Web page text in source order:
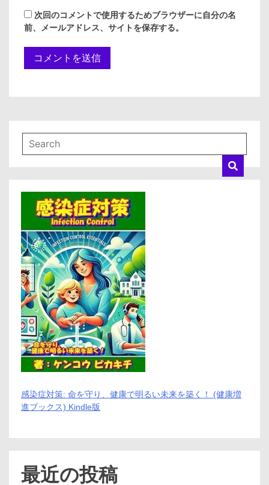
次回のコメントで使用するためブラウザーに自分の名
前、メールアドレス、サイトを保存する。
感染症対策: 命を守り、健康で明るい未来を築く！ (健康増
進ブックス) Kindle版
最近の投稿